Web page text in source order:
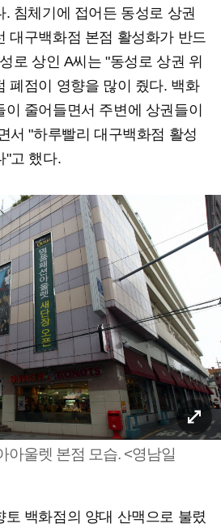
침체기에 접어든 동성로 상권
대구백화점 본점 활성화가 반드
로 상인 A씨는 "동성로 상권 위
폐점이 영향을 많이 줬다. 백화
줄어들면서 주변에 상권들이
서 "하루빨리 대구백화점 활성
"고 했다.
아울렛 본점 모습. <영남일
토 백화점의 양대 산맥으로 불렸